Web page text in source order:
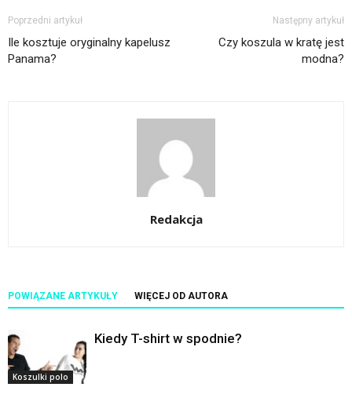
Poprzedni artykuł
Ile kosztuje oryginalny kapelusz
Panama?
Następny artykuł
Czy koszula w kratę jest
modna?
Redakcja
POWIĄZANE ARTYKUŁY WIĘCEJ OD AUTORA
Koszulki polo
Kiedy T-shirt w spodnie?